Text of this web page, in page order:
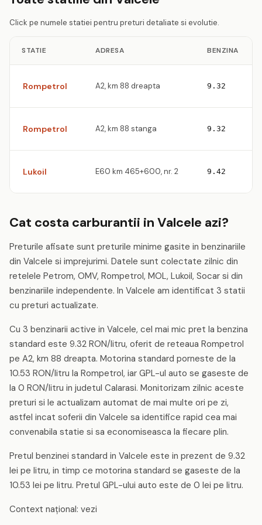
Click pe numele statiei pentru preturi detaliate si evolutie.
STATIE ADRESA BENZINA
Rompetrol A2, km 88 dreapta 9.32
Rompetrol A2, km 88 stanga 9.32
Lukoil E60 km 465+600, nr. 2 9.42
Cat costa carburantii in Valcele azi?
Preturile afisate sunt preturile minime gasite in benzinariile
din Valcele si imprejurimi. Datele sunt colectate zilnic din
retelele Petrom, OMV, Rompetrol, MOL, Lukoil, Socar si din
benzinariile independente. In Valcele am identificat 3 statii
cu preturi actualizate.
Cu 3 benzinarii active in Valcele, cel mai mic pret la benzina
standard este 9.32 RON/litru, oferit de reteaua Rompetrol
pe A2, km 88 dreapta. Motorina standard porneste de la
10.53 RON/litru la Rompetrol, iar GPL-ul auto se gaseste de
la 0 RON/litru in judetul Calarasi. Monitorizam zilnic aceste
preturi si le actualizam automat de mai multe ori pe zi,
astfel incat soferii din Valcele sa identifice rapid cea mai
convenabila statie si sa economiseasca la fiecare plin.
Pretul benzinei standard in Valcele este in prezent de 9.32
lei pe litru, in timp ce motorina standard se gaseste de la
10.53 lei pe litru. Pretul GPL-ului auto este de 0 lei pe litru.
Context național: vezi